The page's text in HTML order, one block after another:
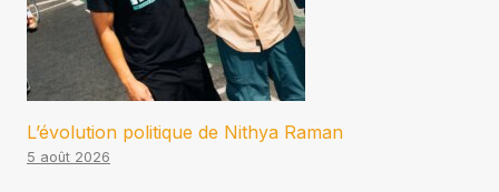
L’évolution politique de Nithya Raman
5 août 2026